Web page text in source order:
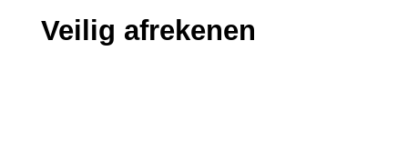
Veilig afrekenen